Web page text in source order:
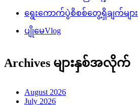
ရွေးကောက်ပွဲစိစစ်တွေ့ရှိချက်များ
ပျိုမေVlog
Archives များနှစ်အလိုက်
August 2026
July 2026